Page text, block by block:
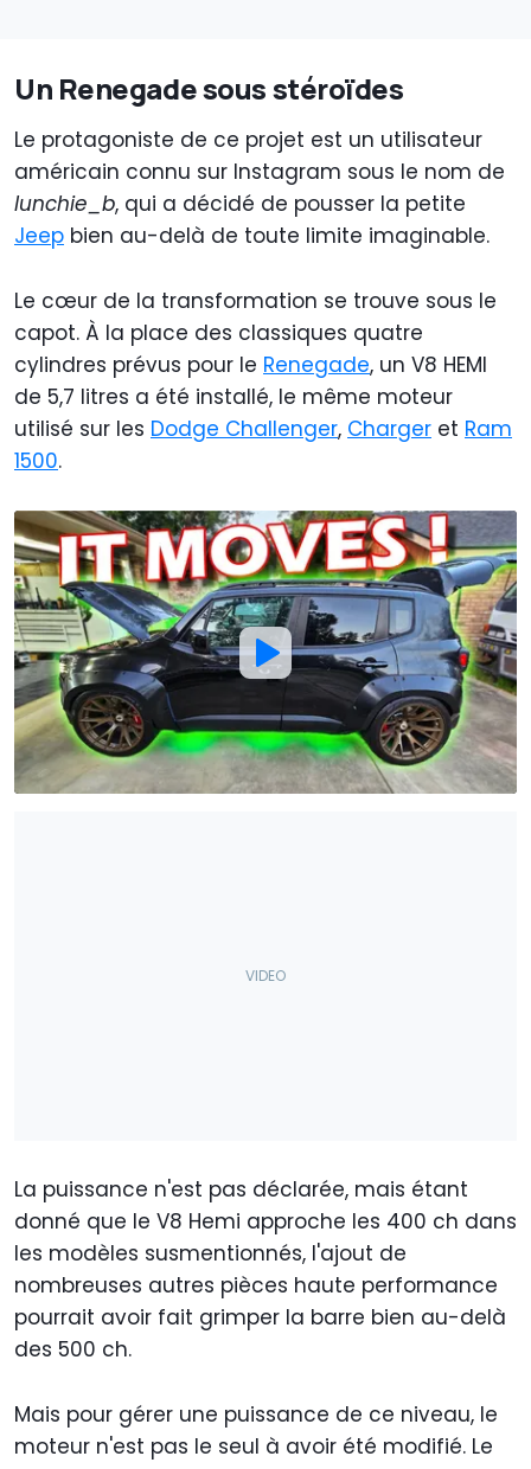
Un Renegade sous stéroïdes
Le protagoniste de ce projet est un utilisateur
américain connu sur Instagram sous le nom de
lunchie_b, qui a décidé de pousser la petite
Jeep bien au-delà de toute limite imaginable.
Le cœur de la transformation se trouve sous le
capot. À la place des classiques quatre
cylindres prévus pour le Renegade, un V8 HEMI
de 5,7 litres a été installé, le même moteur
utilisé sur les Dodge Challenger, Charger et Ram
1500.
La puissance n'est pas déclarée, mais étant
donné que le V8 Hemi approche les 400 ch dans
les modèles susmentionnés, l'ajout de
nombreuses autres pièces haute performance
pourrait avoir fait grimper la barre bien au-delà
des 500 ch.
Mais pour gérer une puissance de ce niveau, le
moteur n'est pas le seul à avoir été modifié. Le